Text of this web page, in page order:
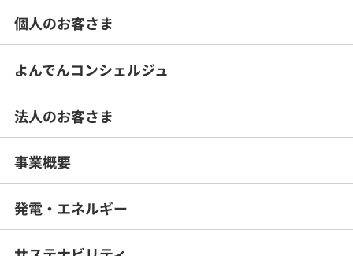
個人のお客さま
よんでんコンシェルジュ
法人のお客さま
事業概要
発電・エネルギー